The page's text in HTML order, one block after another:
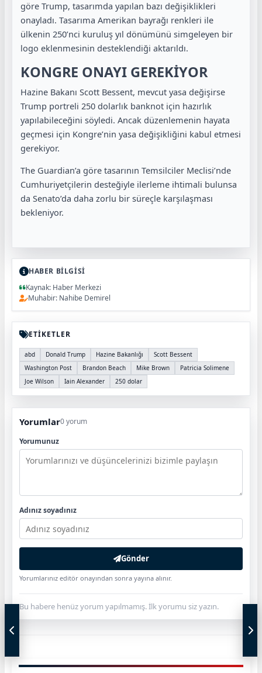
göre Trump, tasarımda yapılan bazı değişiklikleri
onayladı. Tasarıma Amerikan bayrağı renkleri ile
ülkenin 250’nci kuruluş yıl dönümünü simgeleyen bir
logo eklenmesinin desteklendiği aktarıldı.
KONGRE ONAYI GEREKİYOR
Hazine Bakanı Scott Bessent, mevcut yasa değişirse
Trump portreli 250 dolarlık banknot için hazırlık
yapılabileceğini söyledi. Ancak düzenlemenin hayata
geçmesi için Kongre’nin yasa değişikliğini kabul etmesi
gerekiyor.
The Guardian’a göre tasarının Temsilciler Meclisi’nde
Cumhuriyetçilerin desteğiyle ilerleme ihtimali bulunsa
da Senato’da daha zorlu bir süreçle karşılaşması
bekleniyor.
HABER BİLGİSİ
Kaynak: Haber Merkezi
Muhabir: Nahibe Demirel
ETİKETLER
abd Donald Trump Hazine Bakanlığı
Scott Bessent
Washington Post
Brandon Beach Mike Brown
Patricia Solimene
Joe Wilson
Iain Alexander 250 dolar
Yorumlar0 yorum
Yorumunuz
Adınız soyadınız
Gönder
Yorumlarınız editör onayından sonra yayına alınır.
Bu habere henüz yorum yapılmamış. İlk yorumu siz yazın.